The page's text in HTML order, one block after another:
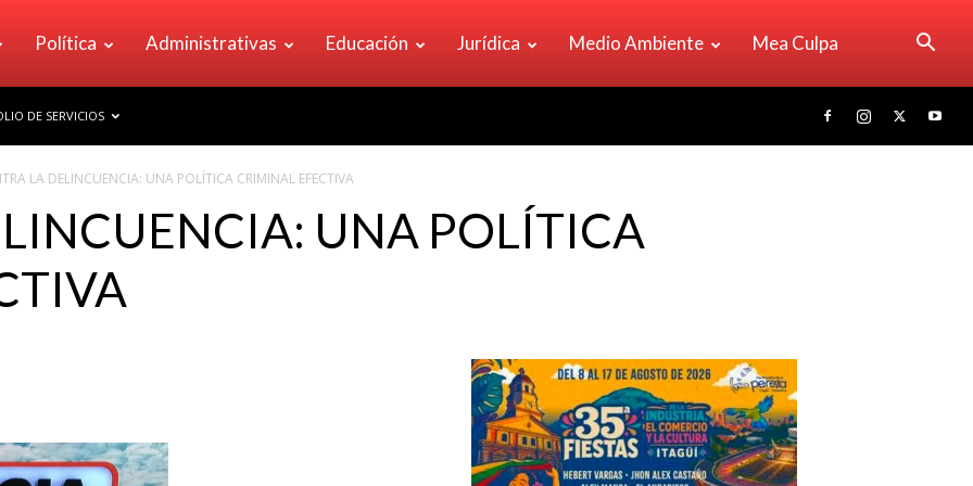
Política Administrativas Educación Jurídica Medio Ambiente Mea Culpa
DE SERVICIOS
LA DELINCUENCIA: UNA POLÍTICA CRIMINAL EFECTIVA
UNA POLÍTICA